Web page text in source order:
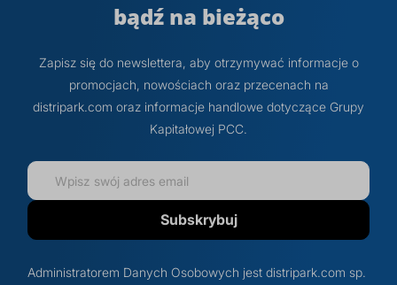
bądź na bieżąco
Zapisz się do newslettera, aby otrzymywać informacje o
promocjach, nowościach oraz przecenach na
distripark.com oraz informacje handlowe dotyczące Grupy
Kapitałowej PCC.
Subskrybuj
Administratorem Danych Osobowych jest distripark.com sp.